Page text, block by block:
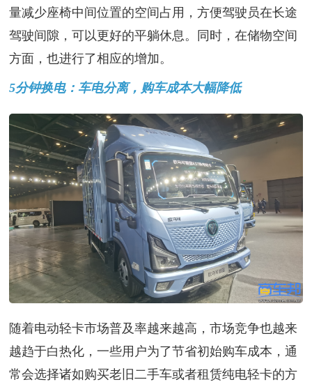
量减少座椅中间位置的空间占用，方便驾驶员在长途
驾驶间隙，可以更好的平躺休息。同时，在储物空间
方面，也进行了相应的增加。
5分钟换电：车电分离，购车成本大幅降低
随着电动轻卡市场普及率越来越高，市场竞争也越来
越趋于白热化，一些用户为了节省初始购车成本，通
常会选择诸如购买老旧二手车或者租赁纯电轻卡的方